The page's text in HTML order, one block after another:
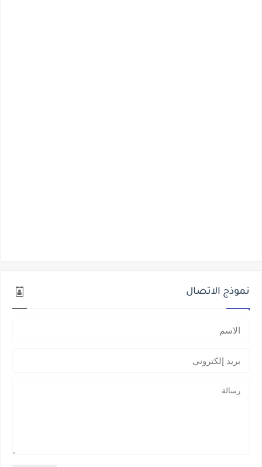
نموذج الاتصال